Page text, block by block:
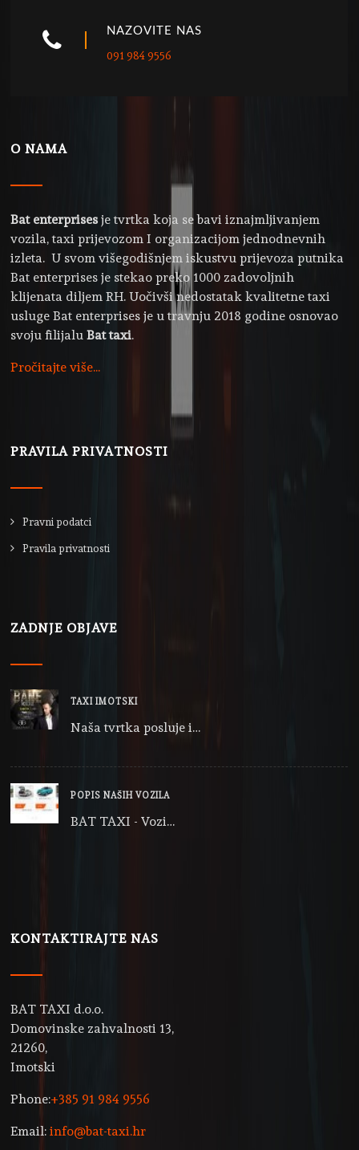
NAZOVITE NAS
091 984 9556
O NAMA
Bat enterprises je tvrtka koja se bavi iznajmljivanjem
vozila, taxi prijevozom I organizacijom jednodnevnih
izleta. U svom višegodišnjem iskustvu prijevoza putnika
Bat enterprises je stekao preko 1000 zadovoljnih
klijenata diljem RH. Uočivši nedostatak kvalitetne taxi
usluge Bat enterprises je u travnju 2018 godine osnovao
svoju filijaluBat taxi.
Pročitajte više...
PRAVILA PRIVATNOSTI
Pravni podatci
Pravila privatnosti
ZADNJE OBJAVE
TAXI IMOTSKI
Naša tvrtka posluje i…
POPIS NAŠIH VOZILA
BAT TAXI - Vozi…
KONTAKTIRAJTE NAS
BAT TAXI d.o.o.
Domovinske zahvalnosti 13,
21260,
Imotski
Phone:+385 91 984 9556
Email:info@bat-taxi.hr